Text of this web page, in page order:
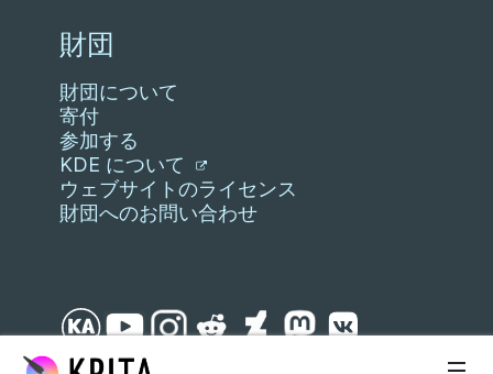
財団
財団について
寄付
参加する
KDE について
ウェブサイトのライセンス
財団へのお問い合わせ